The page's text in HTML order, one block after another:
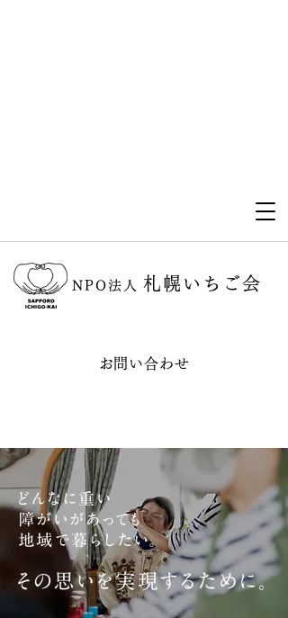
NPO法人 札幌いちご会
お問い合わせ